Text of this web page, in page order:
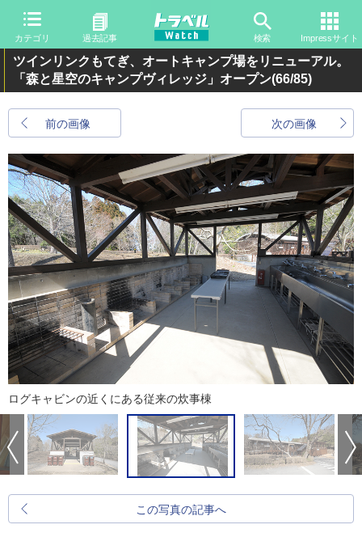
カテゴリ 過去記事 検索 Impressサイト
ツインリンクもてぎ、オートキャンプ場をリニューアル。
「森と星空のキャンプヴィレッジ」オープン(66/85)
前の画像 次の画像
ログキャビンの近くにある従来の炊事棟
この写真の記事へ